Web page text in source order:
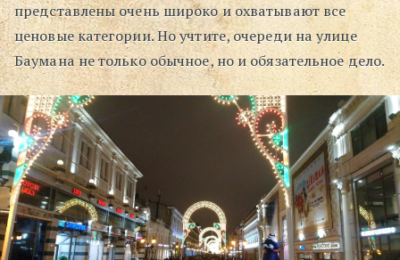
представлены очень широко и охватывают все
ценовые категории. Но учтите, очереди на улице
Баумана не только обычное, но и обязательное дело.